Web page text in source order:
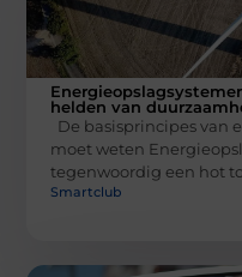
helden van
De basisprincipes van
moet weten
tegenwoordig een hot
Smartclub